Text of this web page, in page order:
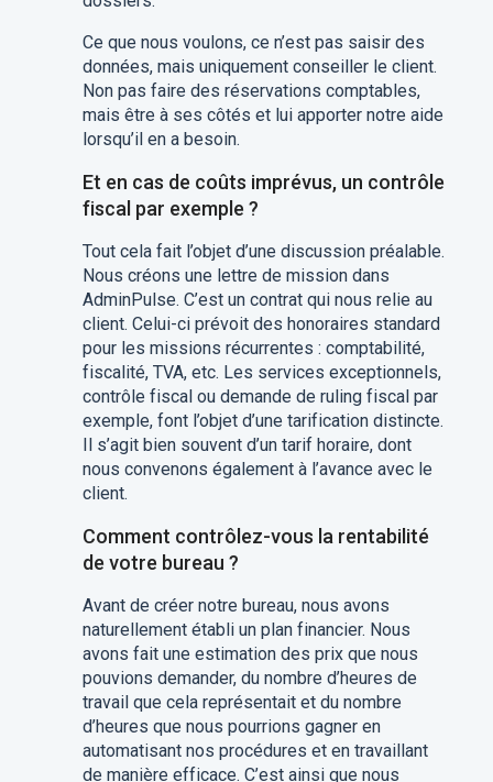
Ce que nous voulons, ce n’est pas saisir des
données, mais uniquement conseiller le client.
Non pas faire des réservations comptables,
mais être à ses côtés et lui apporter notre aide
lorsqu’il en a besoin.
Et en cas de coûts imprévus, un contrôle
fiscal par exemple ?
Tout cela fait l’objet d’une discussion préalable.
Nous créons une lettre de mission dans
AdminPulse. C’est un contrat qui nous relie au
client. Celui-ci prévoit des honoraires standard
pour les missions récurrentes : comptabilité,
fiscalité, TVA, etc. Les services exceptionnels,
contrôle fiscal ou demande de ruling fiscal par
exemple, font l’objet d’une tarification distincte.
Il s’agit bien souvent d’un tarif horaire, dont
nous convenons également à l’avance avec le
client.
Comment contrôlez-vous la rentabilité
de votre bureau ?
Avant de créer notre bureau, nous avons
naturellement établi un plan financier. Nous
avons fait une estimation des prix que nous
pouvions demander, du nombre d’heures de
travail que cela représentait et du nombre
d’heures que nous pourrions gagner en
automatisant nos procédures et en travaillant
de manière efficace. C’est ainsi que nous